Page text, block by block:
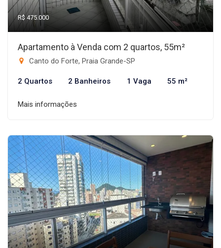
R$ 475.000
Apartamento à Venda com 2 quartos, 55m²
Canto do Forte, Praia Grande-SP
2 Quartos 2 Banheiros 1 Vaga 55 m²
Mais informações